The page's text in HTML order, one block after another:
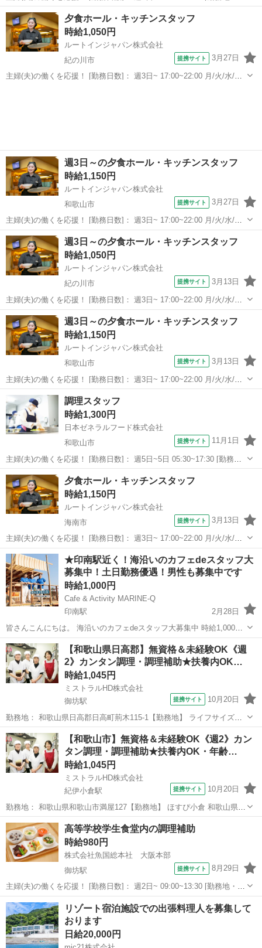
寄駅]： 和歌山県有田郡有田川町吉原９０８ 介護老人保健施設つばさ
内 事業所 藤並駅自動車15分 [職種名]：調理員 [求人概...
和歌山 有田市 キッチン
夕食ホール・キッチンスタッフ
時給1,050円
ルートインジャパン株式会社
紀の川市
提携サイト 3月27日
主婦(夫)の働くを応援！ [勤務日数]： 週3日~ 17:00~22:00 月/火/水/木/
週3日～の夕食ホール・キッチンスタッフ
時給1,150円
ルートインジャパン株式会社
和歌山市
提携サイト 3月27日
主婦(夫)の働くを応援！ [勤務日数]： 週3日~ 17:00~22:00 月/火/水/木/
金/土/日 などから選べます [勤務地・最寄駅]： 和歌山県和歌山市黒田
二丁目2番34号 ホテルルートインGrand和歌山駅東口...
和歌山 和歌山市 キッチン
週3日～の夕食ホール・キッチンスタッフ
時給1,050円
ルートインジャパン株式会社
紀の川市
提携サイト 3月13日
主婦(夫)の働くを応援！ [勤務日数]： 週3日~ 17:00~22:00 月/火/水/木/
金/土/日 などから選べます [勤務地・最寄駅]： 和歌山県紀の川市中井
阪317番地1 ホテルルートイン紀の川 下井阪駅徒歩7分...
和歌山 紀の川市 キッチン
週3日～の夕食ホール・キッチンスタッフ
時給1,150円
ルートインジャパン株式会社
和歌山市
提携サイト 3月13日
主婦(夫)の働くを応援！ [勤務日数]： 週3日~ 17:00~22:00 月/火/水/木/
金/土/日 などから選べます [勤務地・最寄駅]： 和歌山県和歌山市黒田
二丁目2番34号 ホテルルートインGrand和歌山駅東口...
和歌山 和歌山市 キッチン
調理スタッフ
時給1,300円
日本ゼネラルフード株式会社
和歌山市
提携サイト 11月1日
主婦(夫)の働くを応援！ [勤務日数]： 週5日~5日 05:30~17:30 [勤務
地・最寄駅]： 和歌山県和歌山市有本518-1 日本ゼネラルフード株式会
社 ニチイケアセンター木の国ありもと_1082 紀伊中ノ島駅...
和歌山 和歌山市
夕食ホール・キッチンスタッフ
時給1,150円
ルートインジャパン株式会社
海南市
提携サイト 3月13日
主婦(夫)の働くを応援！ [勤務日数]： 週3日~ 17:00~22:00 月/火/水/木/
金/土/日 などから選べます [勤務地・最寄駅]： 和歌山県海南市名高51-
23 ホテルルートインGrand海南駅前 海南駅徒歩...
和歌山 海南市 キッチン
★印南駅近く！海沿いのカフェdeスタッフ大
募集中！土日勤務優遇！男性も募集中です
時給1,000円
Cafe & Activity MARINE-Q
印南駅
2月28日
皆さんこんにちは。 海沿いのカフェdeスタッフ大募集中 時給1,000円
～ 土・日・夜間お仕事できる方を優遇します。 駐車場あり、マイカー
通勤OK（交通費上限800円） おしゃれでキラキラなカフェで働き...
和歌山 日高郡 印南駅 キッチン
【和歌山県日高郡】無資格＆未経験OK《週
2》カンタン調理・調理補助★扶養内OK…
時給1,045円
ミストラルHD株式会社
御坊駅
提携サイト 10月20日
勤務地： 和歌山県日高郡日高町荊木115-1【勤務地】 ライフサイズ日
高 和歌山県日高郡日高町荊木115-1 ※車通勤OK 御坊駅 徒歩5分 週勤
務日時： 週2日~ 06:30〜09:00／09:00〜13:00 雇用...
和歌山 御坊駅 キッチン
【和歌山市】無資格＆未経験OK《週2》カン
タン調理・調理補助★扶養内OK・年齢…
時給1,045円
ミストラルHD株式会社
紀伊小倉駅
提携サイト 10月20日
勤務地： 和歌山県和歌山市満屋127【勤務地】 ほすぴ小倉 和歌山県和
歌山市満屋127 ※車通勤OK 紀伊小倉駅 徒歩12分 ／ 布施屋駅 自動車6
分 週勤務日時： 週2日~ 06:00〜13:00／13:00〜18:0...
和歌山 和歌山市 紀伊小倉駅 キッチン
高等学校学生食堂内の調理補助
時給980円
株式会社魚国総本社 大阪本部
御坊駅
提携サイト 8月29日
主婦(夫)の働くを応援！ [勤務日数]： 週2日~ 09:00~13:30 [勤務地・最
寄駅]： 和歌山県御坊市名田町野島77 株式会社魚国総本社 大阪本部
御坊駅 [職種名]：高等学校学生食堂内の調理補助 [求人...
和歌山 御坊市 御坊駅 キッチン
リゾート宿泊施設での出張料理人を募集して
おります
日給20,000円